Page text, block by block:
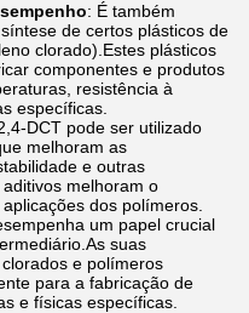
: É também
de certos plásticos de
clorado).Estes plásticos
componentes e produtos
resistência à
específicas.
DCT pode ser utilizado
melhoram as
e outras
melhoram o
dos polímeros.
um papel crucial
suas
e polímeros
para a fabricação de
e físicas específicas.